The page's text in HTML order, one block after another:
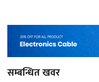
सम्बन्धित खवर